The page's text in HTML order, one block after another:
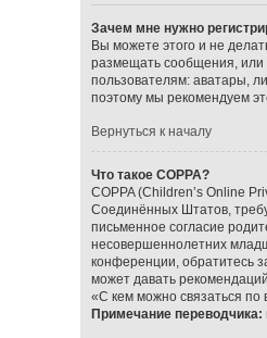
Зачем мне нужно
Вы можете этого и не
размещать сообщения, или
пользователям: аватары,
поэтому мы рекомендуем
Вернуться к началу
Что такое COPPA?
COPPA (Children’s Online
Соединённых Штатов,
письменное согласие
несовершеннолетних
конференции, обратитесь
может давать
«С кем можно связаться по
Примечание